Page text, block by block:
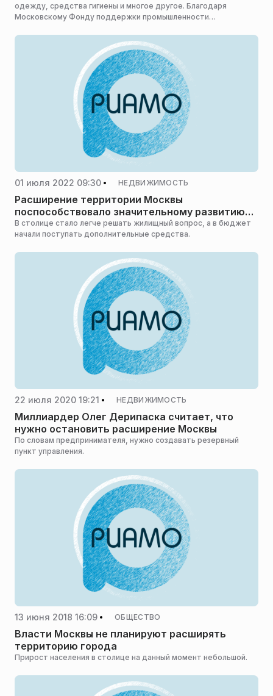
одежду, средства гигиены и многое другое. Благодаря
Московскому Фонду поддержки промышленности
предприятия пищевой промышленности привлекли около
24 млрд рублей, сказал заместитель мэра Москвы
по вопросам транспорта Максим Ликсутов.
01 июля 2022 09:30 НЕДВИЖИМОСТЬ
Расширение территории Москвы
поспособствовало значительному развитию
города
В столице стало легче решать жилищный вопрос, а в бюджет
начали поступать дополнительные средства.
22 июля 2020 19:21 НЕДВИЖИМОСТЬ
Миллиардер Олег Дерипаска считает, что
нужно остановить расширение Москвы
По словам предпринимателя, нужно создавать резервный
пункт управления.
13 июня 2018 16:09 ОБЩЕСТВО
Власти Москвы не планируют расширять
территорию города
Прирост населения в столице на данный момент небольшой.